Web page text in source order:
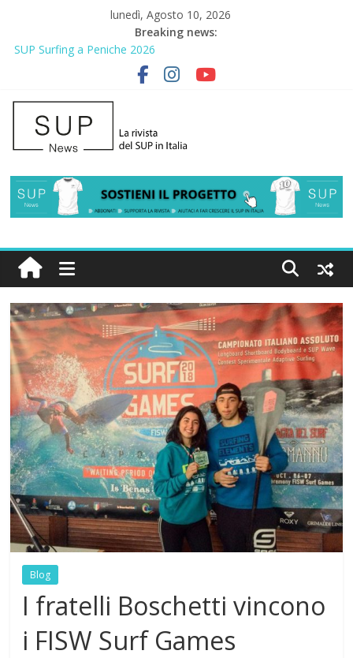
lunedì, Agosto 10, 2026
Breaking news:
SUP Surfing a Peniche 2026
AirSUP a Gallico: prima storica gara per Reggio Calabria
Gallico Paddle Fest 2026: sul lungomare di Gallico torna la festa
del SUP
Porto Selvaggio, a lezione di soccorso con la giornata della
prevenzione
2° Urban Sup Trophy: la regata solidale per lo IOR
Blog
I fratelli Boschetti vincono
i FISW Surf Games